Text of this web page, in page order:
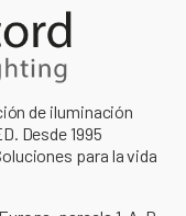
de iluminación
Desde 1995
para la vida